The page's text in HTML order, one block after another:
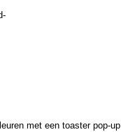
met een toaster pop-up